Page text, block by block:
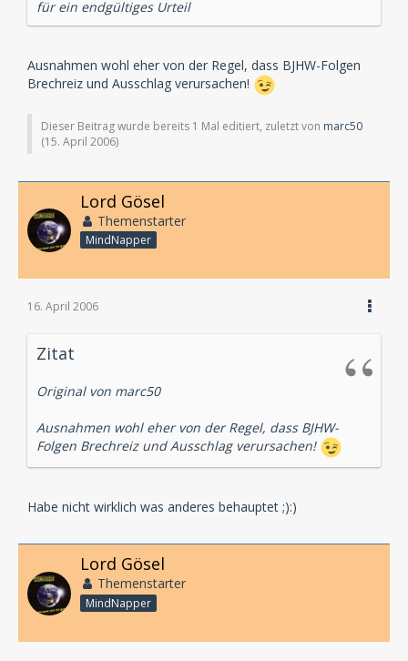
für ein endgültiges Urteil
Ausnahmen wohl eher von der Regel, dass BJHW-Folgen
Brechreiz und Ausschlag verursachen!
Dieser Beitrag wurde bereits 1 Mal editiert, zuletzt von marc50
(15. April 2006)
Lord Gösel
Themenstarter
MindNapper
16. April 2006
Zitat
Original von marc50
Ausnahmen wohl eher von der Regel, dass BJHW-
Folgen Brechreiz und Ausschlag verursachen!
Habe nicht wirklich was anderes behauptet ;):)
Lord Gösel
Themenstarter
MindNapper